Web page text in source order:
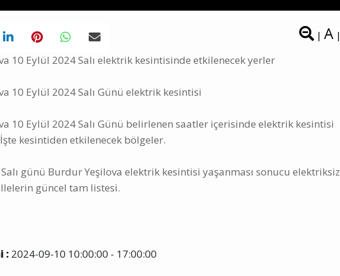
| A|
10 Eylül 2024 Salı elektrik kesintisinde etkilenecek yerler
10 Eylül 2024 Salı Günü elektrik kesintisi
10 Eylül 2024 Salı Günü belirlenen saatler içerisinde elektrik kesintisi
kesintiden etkilenecek bölgeler.
günü Burdur Yeşilova elektrik kesintisi yaşanması sonucu elektriksiz
güncel tam listesi.
: 2024-09-10 10:00:00 - 17:00:00